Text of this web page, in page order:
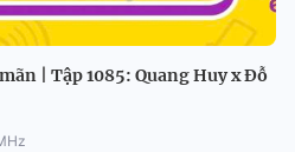
| Tập 1085: Quang Huy x Đỗ